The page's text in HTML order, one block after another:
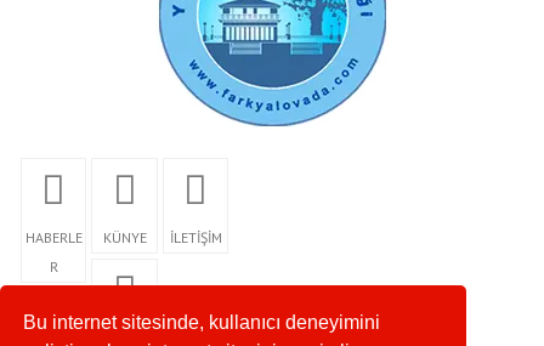
Bu internet sitesinde, kullanıcı deneyimini
HABERLE
R
KÜNYE İLETİŞİM